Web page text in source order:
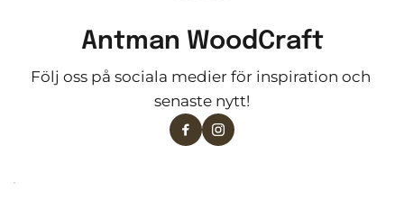
Antman WoodCraft
Följ oss på sociala medier för inspiration och
senaste nytt!